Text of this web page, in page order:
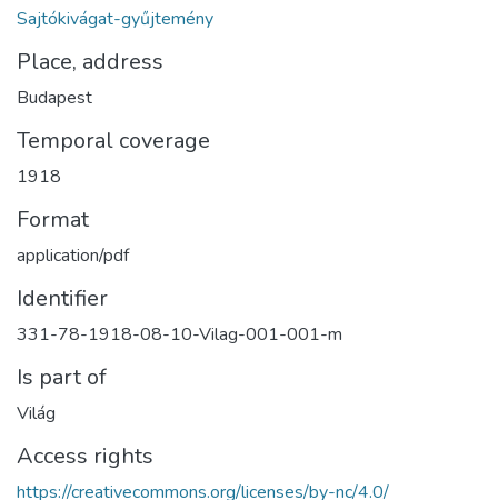
Sajtókivágat-gyűjtemény
Place, address
Budapest
Temporal coverage
1918
Format
application/pdf
Identifier
331-78-1918-08-10-Vilag-001-001-m
Is part of
Világ
Access rights
https://creativecommons.org/licenses/by-nc/4.0/